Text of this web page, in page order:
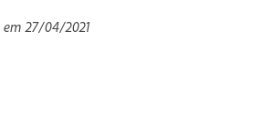
em27/04/2021